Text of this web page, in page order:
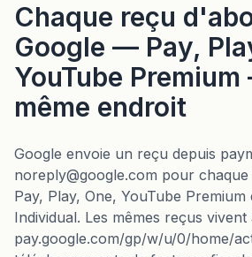
Chaque reçu
Google — Pay,
YouTube
même endroit
Google envoie un reçu depuis
noreply@google.com pour
Pay, Play, One, YouTube Premium
Individual. Les mêmes reçus vivent
pay.google.com/gp/w/u/0/home/